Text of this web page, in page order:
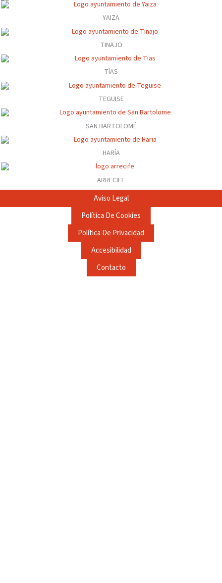
YAIZA
TINAJO
TÍAS
TEGUISE
SAN BARTOLOMÉ
HARÍA
ARRECIFE
Aviso Legal
Política De Cookies
Política De Privacidad
Accesibilidad
Contacto